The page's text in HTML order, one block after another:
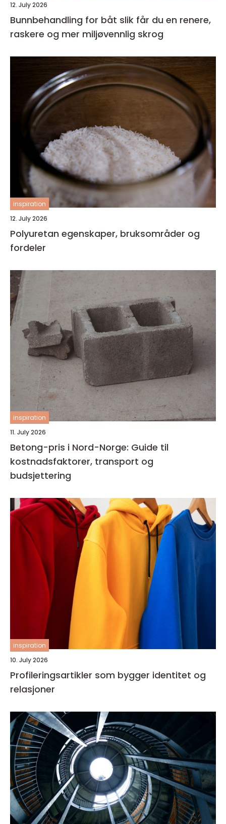
12. July 2026
Bunnbehandling for båt slik får du en renere,
raskere og mer miljøvennlig skrog
inspiration
12. July 2026
Polyuretan egenskaper, bruksområder og
fordeler
inspiration
11. July 2026
Betong-pris i Nord-Norge: Guide til
kostnadsfaktorer, transport og
budsjettering
inspiration
10. July 2026
Profileringsartikler som bygger identitet og
relasjoner